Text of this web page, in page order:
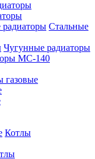
Стальные
Чугунные радиаторы
МС-140
газовые
Котлы